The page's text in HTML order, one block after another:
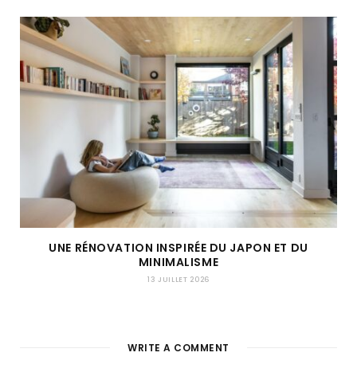
UNE RÉNOVATION INSPIRÉE DU JAPON ET DU
MINIMALISME
13 JUILLET 2026
WRITE A COMMENT